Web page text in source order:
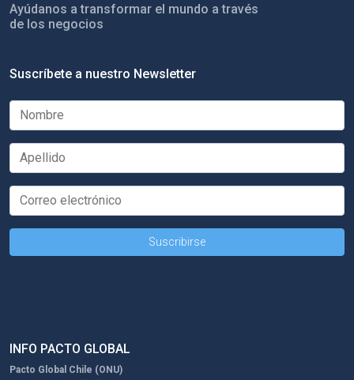
Ayúdanos a transformar el mundo a través
de los negocios
Suscríbete a nuestro Newsletter
INFO PACTO GLOBAL
Pacto Global Chile (ONU)